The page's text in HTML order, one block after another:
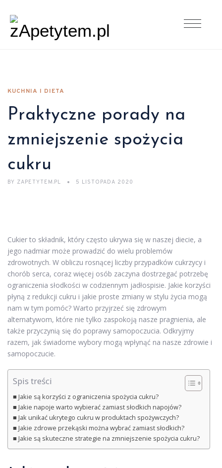
KUCHNIA I DIETA
Praktyczne porady na
zmniejszenie spożycia
cukru
BY ZAPETYTEM.PL 5 LISTOPADA 2020
Cukier to składnik, który często ukrywa się w naszej diecie, a
jego nadmiar może prowadzić do wielu problemów
zdrowotnych. W obliczu rosnącej liczby przypadków cukrzycy i
chorób serca, coraz więcej osób zaczyna dostrzegać potrzebę
ograniczenia słodkości w codziennym jadłospisie. Jakie korzyści
płyną z redukcji cukru i jakie proste zmiany w stylu życia mogą
nam w tym pomóc? Warto przyjrzeć się zdrowym
alternatywom, które nie tylko zaspokoją nasze pragnienia, ale
także przyczynią się do poprawy samopoczucia. Odkryjmy
razem, jak świadome wybory mogą wpłynąć na nasze zdrowie i
samopoczucie.
Spis treści
Jakie są korzyści z ograniczenia spożycia cukru?
Jakie napoje warto wybierać zamiast słodkich napojów?
Jak unikać ukrytego cukru w produktach spożywczych?
Jakie zdrowe przekąski można wybrać zamiast słodkich?
Jakie są skuteczne strategie na zmniejszenie spożycia cukru?